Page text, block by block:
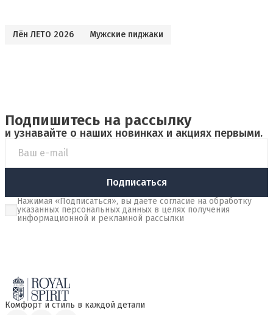
Лён ЛЕТО 2026 Мужские пиджаки
Подпишитесь на рассылку
и узнавайте о наших новинках и акциях первыми.
Подписаться
Нажимая «Подписаться», вы даете согласие на обработку
указанных персональных данных в целях получения
информационной и рекламной рассылки
Комфорт и стиль в каждой детали